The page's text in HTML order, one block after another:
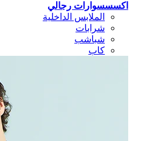
اكسسسوارات رجالي
الملابس الداخلية
شرابات
شباشب
كاب